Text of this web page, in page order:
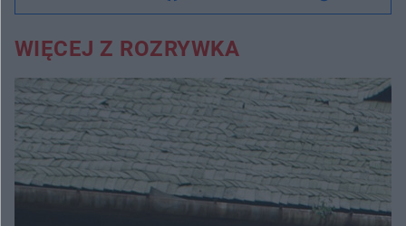
WIĘCEJ Z ROZRYWKA